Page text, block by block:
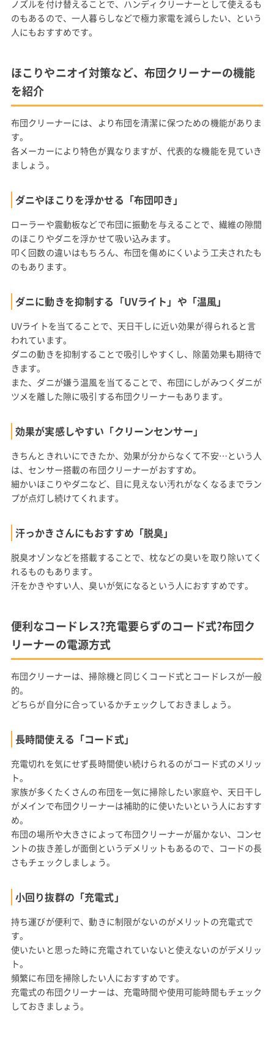
ノズルを付け替えることで、ハンディクリーナーとして使えるも
のもあるので、一人暮らしなどで極力家電を減らしたい、という
人にもおすすめです。
ほこりやニオイ対策など、布団クリーナーの機能
を紹介
布団クリーナーには、より布団を清潔に保つための機能がありま
す。
各メーカーにより特色が異なりますが、代表的な機能を見ていき
ましょう。
ダニやほこりを浮かせる「布団叩き」
ローラーや震動板などで布団に振動を与えることで、繊維の隙間
のほこりやダニを浮かせて吸い込みます。
叩く回数の違いはもちろん、布団を傷めにくいよう工夫されたも
のもあります。
ダニに動きを抑制する「UVライト」や「温風」
UVライトを当てることで、天日干しに近い効果が得られると言
われています。
ダニの動きを抑制することで吸引しやすくし、除菌効果も期待で
きます。
また、ダニが嫌う温風を当てることで、布団にしがみつくダニが
ツメを離した隙に吸引する布団クリーナーもあります。
効果が実感しやすい「クリーンセンサー」
きちんときれいにできたか、効果が分からなくて不安…という人
は、センサー搭載の布団クリーナーがおすすめ。
細かいほこりやダニなど、目に見えない汚れがなくなるまでラン
プが点灯し続けてくれます。
汗っかきさんにもおすすめ「脱臭」
脱臭オゾンなどを搭載することで、枕などの臭いを取り除いてく
れるものもあります。
汗をかきやすい人、臭いが気になるという人におすすめです。
便利なコードレス?充電要らずのコード式?布団ク
リーナーの電源方式
布団クリーナーは、掃除機と同じくコード式とコードレスが一般
的。
どちらが自分に合っているかチェックしておきましょう。
長時間使える「コード式」
充電切れを気にせず長時間使い続けられるのがコード式のメリッ
ト。
家族が多くたくさんの布団を一気に掃除したい家庭や、天日干し
がメインで布団クリーナーは補助的に使いたいという人におすす
め。
布団の場所や大きさによって布団クリーナーが届かない、コンセ
ントの抜き差しが面倒というデメリットもあるので、コードの長
さもチェックしましょう。
小回り抜群の「充電式」
持ち運びが便利で、動きに制限がないのがメリットの充電式で
す。
使いたいと思った時に充電されていないと使えないのがデメリッ
ト。
頻繁に布団を掃除したい人におすすめです。
充電式の布団クリーナーは、充電時間や使用可能時間もチェック
しておきましょう。